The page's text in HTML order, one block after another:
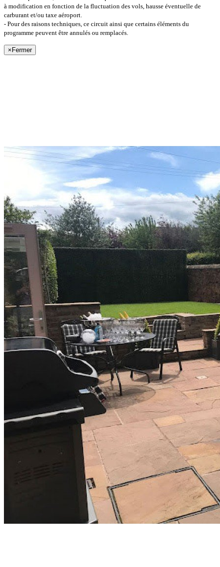
à modification en fonction de la fluctuation des vols, hausse éventuelle de
carburant et/ou taxe aéroport.
- Pour des raisons techniques, ce circuit ainsi que certains éléments du
programme peuvent être annulés ou remplacés.
× Fermer